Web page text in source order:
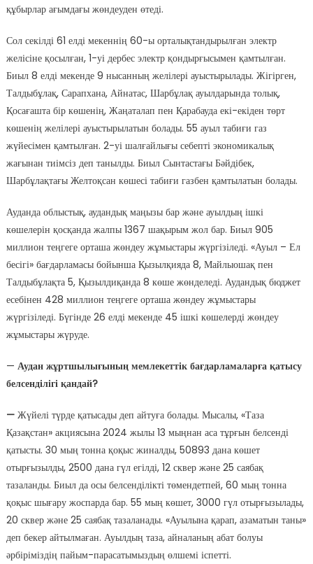
құбырлар ағымдағы жөндеуден өтеді.
Сол секілді 61 елді мекеннің 60-ы орталықтандырылған электр
желісіне қосылған, 1-уі дербес электр қондырғысымен қамтылған.
Биыл 8 елді мекенде 9 нысанның желілері ауыстырылады. Жігірген,
Талдыбұлақ, Сарапхана, Айнатас, Шарбұлақ ауылдарында толық,
Қосағашта бір көшенің, Жаңаталап пен Қарабауда екі-екіден төрт
көшенің желілері ауыстырылатын болады. 55 ауыл табиғи газ
жүйесімен қамтылған. 2-уі шалғайлығы себепті экономикалық
жағынан тиімсіз деп танылды. Биыл Сынтастағы Бәйдібек,
Шарбұлақтағы Желтоқсан көшесі табиғи газбен қамтылатын болады.
Ауданда облыстық, аудандық маңызы бар және ауылдың ішкі
көшелерін қосқанда жалпы 1367 шақырым жол бар. Биыл 905
миллион теңгеге орташа жөндеу жұмыстары жүргізіледі. «Ауыл – Ел
бесігі» бағдарламасы бойынша Қызылқияда 8, Майлыошақ пен
Талдыбұлақта 5, Қызылдиқанда 8 көше жөнделеді. Аудандық бюджет
есебінен 428 миллион теңгеге орташа жөндеу жұмыстары
жүргізіледі. Бүгінде 26 елді мекенде 45 ішкі көшелерді жөндеу
жұмыстары жүруде.
— Аудан жұртшылығының мемлекеттік бағдарламаларға қатысу
белсенділігі қандай?
— Жүйелі түрде қатысады деп айтуға болады. Мысалы, «Таза
Қазақстан» акциясына 2024 жылы 13 мыңнан аса тұрғын белсенді
қатысты. 30 мың тонна қоқыс жиналды, 50893 дана көшет
отырғызылды, 2500 дана гүл егілді, 12 сквер және 25 саябақ
тазаланды. Биыл да осы белсенділікті төмендетпей, 60 мың тонна
қоқыс шығару жоспарда бар. 55 мың көшет, 3000 гүл отырғызылады,
20 сквер және 25 саябақ тазаланады. «Ауылына қарап, азаматын таны»
деп бекер айтылмаған. Ауылдың таза, айналаның абат болуы
әрбіріміздің пайым-парасатымыздың өлшемі іспетті.